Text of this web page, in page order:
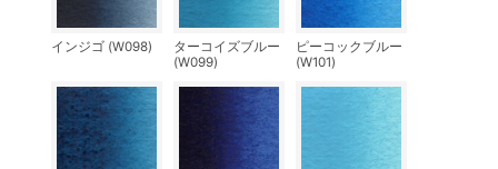
インジゴ (W098)
ターコイズブルー
(W099)
ピーコックブルー
(W101)